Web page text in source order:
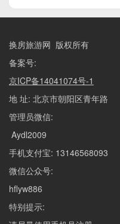
换房旅游网 版权所有
备案号:
京ICP备14041074号-1
地 址: 北京市朝阳区青年路
管理员微信:
Aydl2009
手机支付宝: 13146568093
微信公众号:
hflyw886
特别提示: